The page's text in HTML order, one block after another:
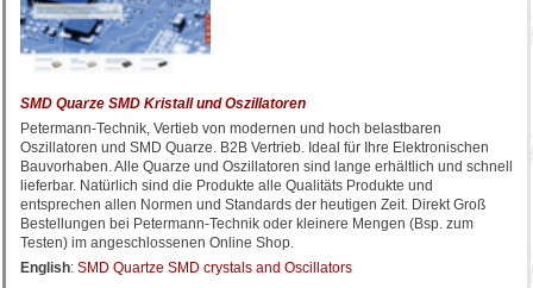
SMD Quarze SMD Kristall und Oszillatoren
Petermann-Technik, Vertieb von modernen und hoch belastbaren
Oszillatoren und SMD Quarze. B2B Vertrieb. Ideal für Ihre Elektronischen
Bauvorhaben. Alle Quarze und Oszillatoren sind lange erhältlich und schnell
lieferbar. Natürlich sind die Produkte alle Qualitäts Produkte und
entsprechen allen Normen und Standards der heutigen Zeit. Direkt Groß
Bestellungen bei Petermann-Technik oder kleinere Mengen (Bsp. zum
Testen) im angeschlossenen Online Shop.
English: SMD Quartze SMD crystals and Oscillators